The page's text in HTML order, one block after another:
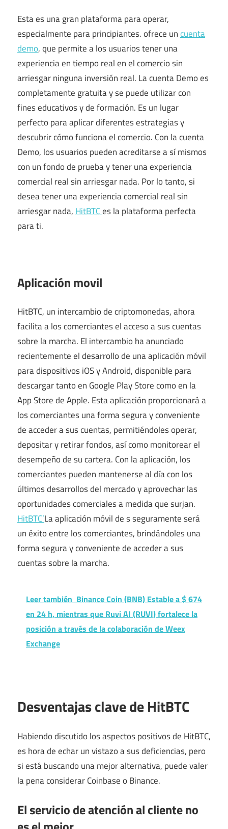
Esta es una gran plataforma para operar,
especialmente para principiantes. ofrece uncuenta
demo, que permite a los usuarios tener una
experiencia en tiempo real en el comercio sin
arriesgar ninguna inversión real. La cuenta Demo es
completamente gratuita y se puede utilizar con
fines educativos y de formación. Es un lugar
perfecto para aplicar diferentes estrategias y
descubrir cómo funciona el comercio. Con la cuenta
Demo, los usuarios pueden acreditarse a sí mismos
con un fondo de prueba y tener una experiencia
comercial real sin arriesgar nada. Por lo tanto, si
desea tener una experiencia comercial real sin
arriesgar nada, HitBTCes la plataforma perfecta
para ti.
Aplicación movil
HitBTC, un intercambio de criptomonedas, ahora
facilita a los comerciantes el acceso a sus cuentas
sobre la marcha. El intercambio ha anunciado
recientemente el desarrollo de una aplicación móvil
para dispositivos iOS y Android, disponible para
descargar tanto en Google Play Store como en la
App Store de Apple. Esta aplicación proporcionará a
los comerciantes una forma segura y conveniente
de acceder a sus cuentas, permitiéndoles operar,
depositar y retirar fondos, así como monitorear el
desempeño de su cartera. Con la aplicación, los
comerciantes pueden mantenerse al día con los
últimos desarrollos del mercado y aprovechar las
oportunidades comerciales a medida que surjan.
HitBTC’La aplicación móvil de s seguramente será
un éxito entre los comerciantes, brindándoles una
forma segura y conveniente de acceder a sus
cuentas sobre la marcha.
Leer también Binance Coin (BNB) Estable a $ 674
en 24 h, mientras que Ruvi AI (RUVI) fortalece la
posición a través de la colaboración de Weex
Exchange
Desventajas clave de HitBTC
Habiendo discutido los aspectos positivos de HitBTC,
es hora de echar un vistazo a sus deficiencias, pero
si está buscando una mejor alternativa, puede valer
la pena considerar Coinbase o Binance.
El servicio de atención al cliente no